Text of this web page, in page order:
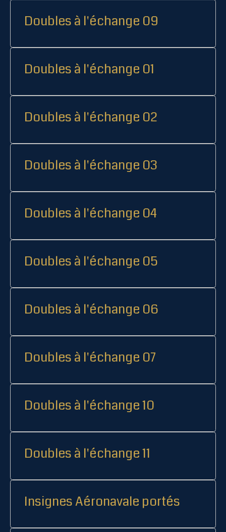
Doubles à l'échange 09
Doubles à l'échange 01
Doubles à l'échange 02
Doubles à l'échange 03
Doubles à l'échange 04
Doubles à l'échange 05
Doubles à l'échange 06
Doubles à l'échange 07
Doubles à l'échange 10
Doubles à l'échange 11
Insignes Aéronavale portés